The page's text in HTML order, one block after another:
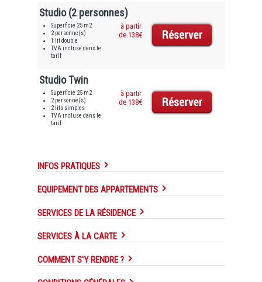
Studio (2 personnes)
Superficie 25 m2
2 personne(s)
1 lit double
TVA incluse dans le
tarif
à partir
de 138€
Studio Twin
Superficie 25 m2
2 personne(s)
2 lits simples
TVA incluse dans le
tarif
à partir
de 138€
INFOS PRATIQUES
EQUIPEMENT DES APPARTEMENTS
SERVICES DE LA RÉSIDENCE
SERVICES À LA CARTE
COMMENT S'Y RENDRE ?